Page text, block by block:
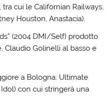
cui le Californian Railways,
Houston, Anastacia).
(2004 DMI/Self) prodotto
Claudio Golinelli al basso e
a Bologna: Ultimate
con cui stringerà una